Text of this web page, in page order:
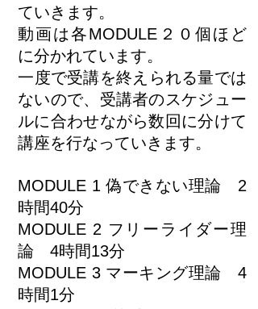
ていきます。
動画は各MODULE２０個ほど
に分かれています。
​一度で受講を終えられる量では
ないので、受講者のスケジュー
ルに合わせながら数回に分けて
講座を行なっていきます。
MODULE 1 偽できない理論 2
時間40分
MODULE 2 フリーライダー理
論 4時間13分
MODULE 3 マーキング理論 4
時間1分